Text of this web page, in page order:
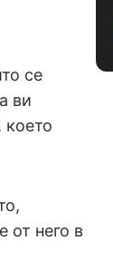
се
ви
което
от него в